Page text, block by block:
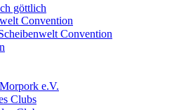
göttlich
Convention
Convention
e.V.
Clubs